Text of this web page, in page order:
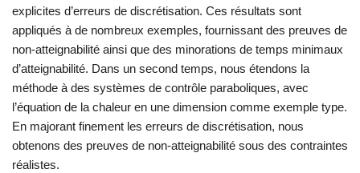
explicites d’erreurs de discrétisation. Ces résultats sont
appliqués à de nombreux exemples, fournissant des preuves de
non-atteignabilité ainsi que des minorations de temps minimaux
d’atteignabilité. Dans un second temps, nous étendons la
méthode à des systèmes de contrôle paraboliques, avec
l’équation de la chaleur en une dimension comme exemple type.
En majorant finement les erreurs de discrétisation, nous
obtenons des preuves de non-atteignabilité sous des contraintes
réalistes.